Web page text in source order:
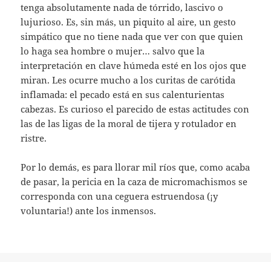
tenga absolutamente nada de tórrido, lascivo o
lujurioso. Es, sin más, un piquito al aire, un gesto
simpático que no tiene nada que ver con que quien
lo haga sea hombre o mujer… salvo que la
interpretación en clave húmeda esté en los ojos que
miran. Les ocurre mucho a los curitas de carótida
inflamada: el pecado está en sus calenturientas
cabezas. Es curioso el parecido de estas actitudes con
las de las ligas de la moral de tijera y rotulador en
ristre.
Por lo demás, es para llorar mil ríos que, como acaba
de pasar, la pericia en la caza de micromachismos se
corresponda con una ceguera estruendosa (¡y
voluntaria!) ante los inmensos.